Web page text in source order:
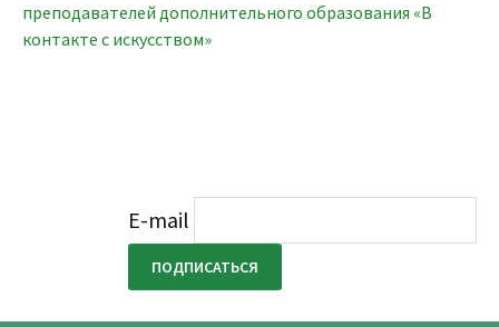
преподавателей дополнительного образования «В
контакте с искусством»
E-mail